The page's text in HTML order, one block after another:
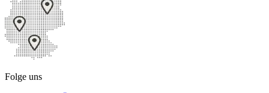
Folge uns